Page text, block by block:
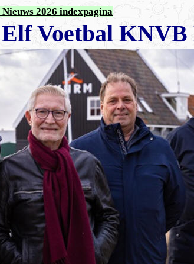
2026 indexpagina
Voetbal KNVB